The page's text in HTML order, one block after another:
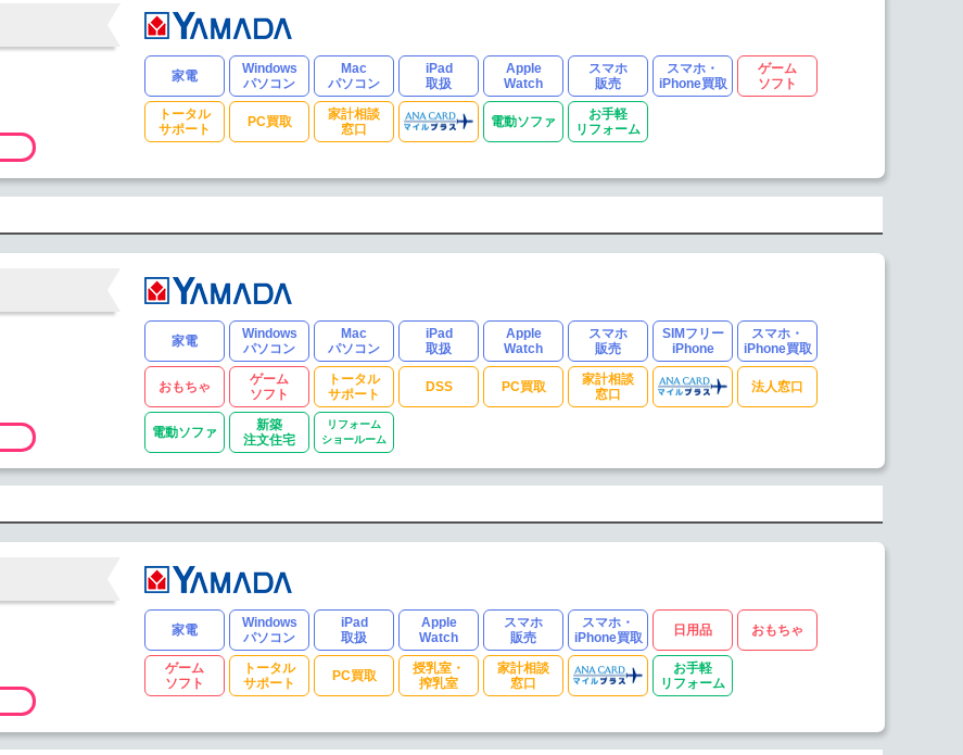
家電
Windows
パソコン
Mac
パソコン
iPad
取扱
Apple
Watch
スマホ
販売
スマホ・
iPhone買取
ゲーム
ソフト
トータル
サポート
PC買取
家計相談
窓口
電動ソファ
お手軽
リフォーム
家電
Windows
パソコン
Mac
パソコン
iPad
取扱
Apple
Watch
スマホ
販売
SIMフリー
iPhone
スマホ・
iPhone買取
おもちゃ
ゲーム
ソフト
トータル
サポート
DSS PC買取
家計相談
窓口
法人窓口
電動ソファ
新築
注文住宅
リフォーム
ショールーム
家電
Windows
パソコン
iPad
取扱
Apple
Watch
スマホ
販売
スマホ・
iPhone買取
日用品 おもちゃ
ゲーム
ソフト
トータル
サポート
PC買取
授乳室・
搾乳室
家計相談
窓口
お手軽
リフォーム